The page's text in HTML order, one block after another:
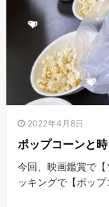
2022年4月8日
ポップコーンと
今回、映画鑑賞で
ッキングで【ポップ